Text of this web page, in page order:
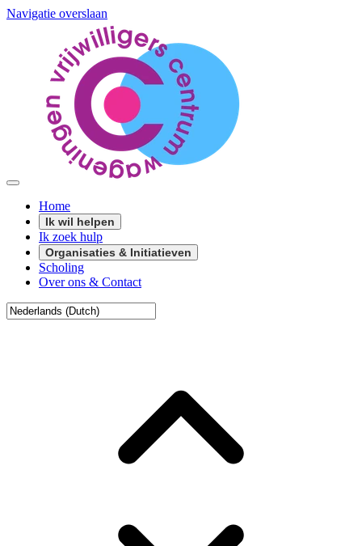
Navigatie overslaan
Home
Ik wil helpen
Ik zoek hulp
Organisaties & Initiatieven
Scholing
Over ons & Contact